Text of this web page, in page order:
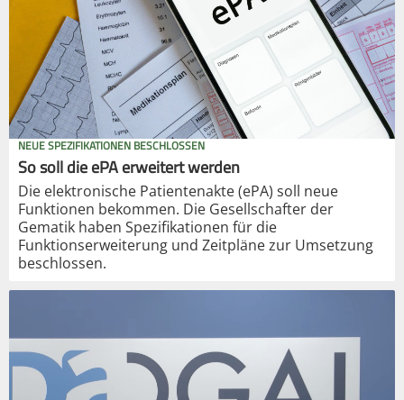
NEUE SPEZIFIKATIONEN BESCHLOSSEN
So soll die ePA erweitert werden
Die elektronische Patientenakte (ePA) soll neue
Funktionen bekommen. Die Gesellschafter der
Gematik haben Spezifikationen für die
Funktionserweiterung und Zeitpläne zur Umsetzung
beschlossen.